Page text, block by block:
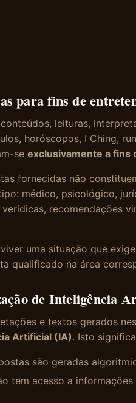
para fins de
leituras,
horóscopos, I Ching,
se exclusivamente a fins
fornecidas não
médico, psicológico,
verídicas, recomendações
uma situação que
qualificado na área
de Inteligência
e textos gerados
Artificial (IA). Isto
são geradas
tem acesso a